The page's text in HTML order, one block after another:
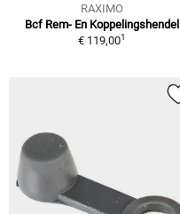
RAXIMO
Bcf Rem- En Koppelingshendel
€ 119,001